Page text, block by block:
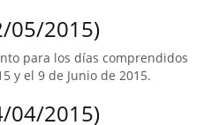
05/2015)
para los días comprendidos
y el 9 de Junio de 2015.
04/2015)